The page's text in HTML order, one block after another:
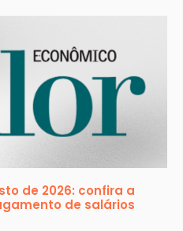
de 2026: confira a
de salários